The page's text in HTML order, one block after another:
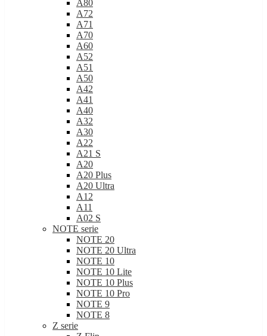
A80
A72
A71
A70
A60
A52
A51
A50
A42
A41
A40
A32
A30
A22
A21 S
A20
A20 Plus
A20 Ultra
A12
A11
A02 S
NOTE serie
NOTE 20
NOTE 20 Ultra
NOTE 10
NOTE 10 Lite
NOTE 10 Plus
NOTE 10 Pro
NOTE 9
NOTE 8
Z serie